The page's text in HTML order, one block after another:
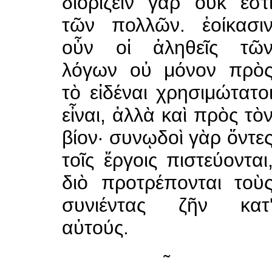
τῶν πολλῶν.
οὖν οἱ ἀληθεῖς
λόγων οὐ μόνον
τὸ εἰδέναι
εἶναι, ἀλλὰ καὶ πρὸς
βίον· συνῳδοὶ γὰρ
τοῖς ἔργοις
διὸ προτρέπονται
συνιέντας ζῆν
αὐτούς.